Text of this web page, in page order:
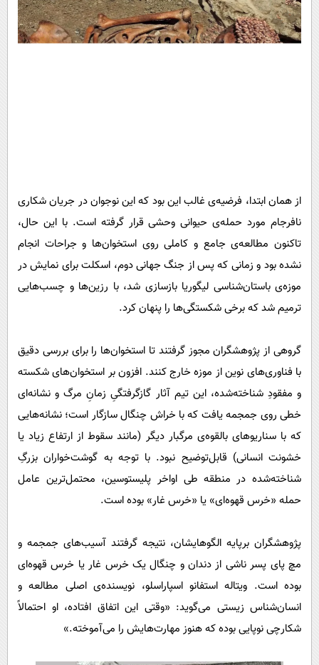
از همان ابتدا، فرضیه‌ی غالب این بود که این نوجوان در جریان شکاری
نافرجام مورد حمله‌ی حیوانی وحشی قرار گرفته است. با این حال،
تاکنون مطالعه‌ی جامع و کاملی روی استخوان‌ها و جراحات انجام
نشده بود و زمانی که پس از جنگ جهانی دوم، اسکلت برای نمایش در
موزه‌ی باستان‌شناسی لیگوریا بازسازی شد، با رزین‌ها و چسب‌هایی
ترمیم شد که برخی شکستگی‌ها را پنهان کرد.
گروهی از پژوهشگران مجوز گرفتند تا استخوان‌ها را برای بررسی دقیق
با فناوری‌های نوین از موزه خارج کنند. افزون بر استخوان‌های شکسته
و مفقودِ شناخته‌شده، این تیم آثار گازگرفتگیِ زمانِ مرگ و نشانه‌ای
خطی روی جمجمه یافت که با خراش چنگال سازگار است؛ نشانه‌هایی
که با سناریوهای بالقوه‌ی مرگبار دیگر (مانند سقوط از ارتفاع زیاد یا
خشونت انسانی) قابل‌توضیح نبود. با توجه به گوشت‌خواران بزرگِ
شناخته‌شده در منطقه طی اواخر پلیستوسین، محتمل‌ترین عامل
حمله «خرس قهوه‌ای» یا «خرس غار» بوده است.
پژوهشگران برپایه الگوهایشان، نتیجه گرفتند آسیب‌های جمجمه و
مچ پای پسر ناشی از دندان و چنگال یک خرس غار یا خرس قهوه‌ای
بوده است. ویتاله استفانو اسپاراسلو، نویسنده‌ی اصلی مطالعه و
انسان‌شناس زیستی می‌گوید: «وقتی این اتفاق افتاده، او احتمالاً
شکارچی نوپایی بوده که هنوز مهارت‌هایش را می‌آموخته.»